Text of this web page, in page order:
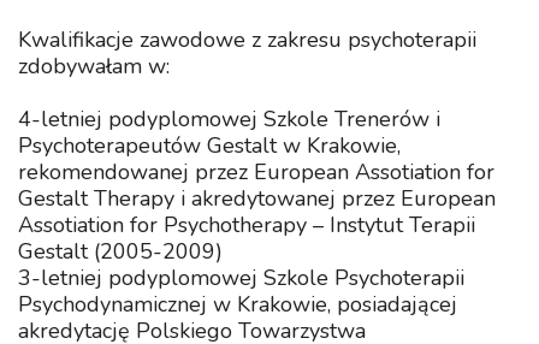
Kwalifikacje zawodowe z zakresu psychoterapii
zdobywałam w:
4-letniej podyplomowej Szkole Trenerów i
Psychoterapeutów Gestalt w Krakowie,
rekomendowanej przez European Assotiation for
Gestalt Therapy i akredytowanej przez European
Assotiation for Psychotherapy – Instytut Terapii
Gestalt (2005-2009)
3-letniej podyplomowej Szkole Psychoterapii
Psychodynamicznej w Krakowie, posiadającej
akredytację Polskiego Towarzystwa